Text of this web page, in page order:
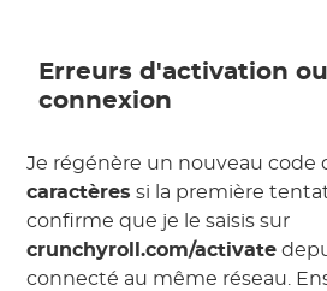
Erreurs d'activation
connexion
Je régénère un nouveau
caractères si la première
confirme que je le saisis sur
crunchyroll.com/activate
connecté au même réseau.